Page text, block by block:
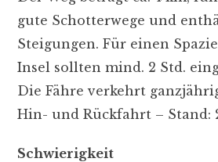
gute Schotterwege und
Steigungen. Für einen
Insel sollten mind. 2 Std.
Die Fähre verkehrt
Hin- und Rückfahrt – Stand:
Schwierigkeit